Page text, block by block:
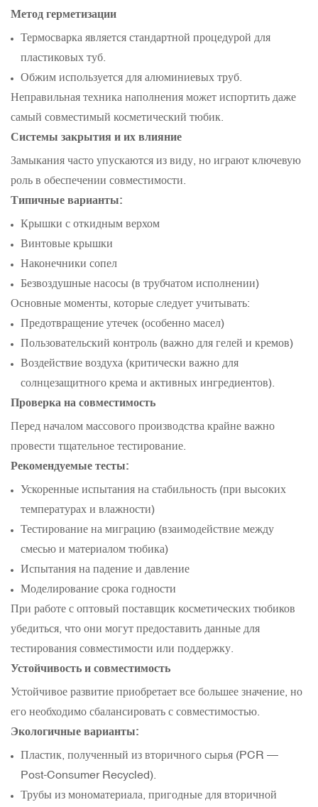
Метод герметизации
Термосварка является стандартной процедурой для
пластиковых туб.
Обжим используется для алюминиевых труб.
Неправильная техника наполнения может испортить даже
самый совместимый косметический тюбик.
Системы закрытия и их влияние
Замыкания часто упускаются из виду, но играют ключевую
роль в обеспечении совместимости.
Типичные варианты:
Крышки с откидным верхом
Винтовые крышки
Наконечники сопел
Безвоздушные насосы (в трубчатом исполнении)
Основные моменты, которые следует учитывать:
Предотвращение утечек (особенно масел)
Пользовательский контроль (важно для гелей и кремов)
Воздействие воздуха (критически важно для
солнцезащитного крема и активных ингредиентов).
Проверка на совместимость
Перед началом массового производства крайне важно
провести тщательное тестирование.
Рекомендуемые тесты:
Ускоренные испытания на стабильность (при высоких
температурах и влажности)
Тестирование на миграцию (взаимодействие между
смесью и материалом тюбика)
Испытания на падение и давление
Моделирование срока годности
При работе с оптовый поставщик косметических тюбиков
убедиться, что они могут предоставить данные для
тестирования совместимости или поддержку.
Устойчивость и совместимость
Устойчивое развитие приобретает все большее значение, но
его необходимо сбалансировать с совместимостью.
Экологичные варианты:
Пластик, полученный из вторичного сырья (PCR —
Post-Consumer Recycled).
Трубы из мономатериала, пригодные для вторичной